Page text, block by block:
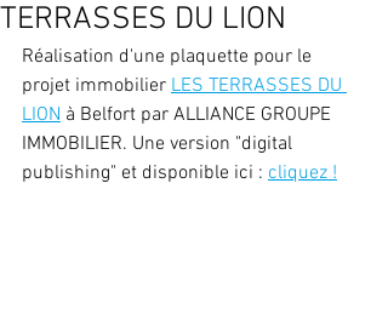
TERRASSES DU LION
Réalisation d'une plaquette pour le
projet immobilier LES TERRASSES DU
LION à Belfort par ALLIANCE GROUPE
IMMOBILIER. Une version "digital
publishing" et disponible ici : cliquez !